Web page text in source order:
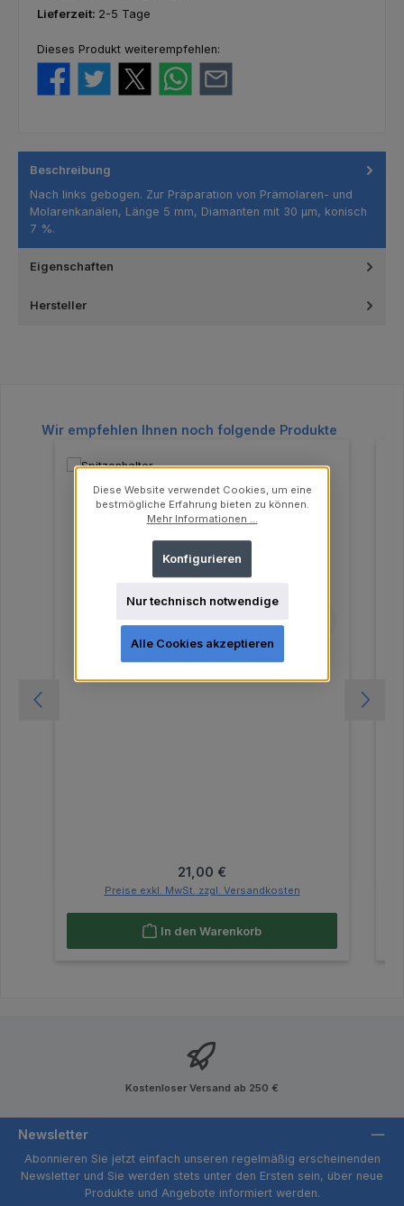
Lieferzeit: 2-5 Tage
Dieses Produkt weiterempfehlen:
Beschreibung
Nach links gebogen. Zur Präparation von Prämolaren- und
Molarenkanälen, Länge 5 mm, Diamanten mit 30 μm, konisch
7 %.
Eigenschaften
Hersteller
Produktgalerie überspringen
Wir empfehlen Ihnen noch folgende Produkte
Spitzenhalter ohne Deckel
Regulärer Preis:
21,00 €
Preise exkl. MwSt. zzgl. Versandkosten
In den Warenkorb
Kostenloser Versand ab 250 €
Newsletter
Abonnieren Sie jetzt einfach unseren regelmäßig erscheinenden
Newsletter und Sie werden stets unter den Ersten sein, über neue
Produkte und Angebote informiert werden.
Diese Website verwendet Cookies, um eine
bestmögliche Erfahrung bieten zu können.
Mehr Informationen ...
Nur technisch notwendige
Konfigurieren
Alle Cookies akzeptieren